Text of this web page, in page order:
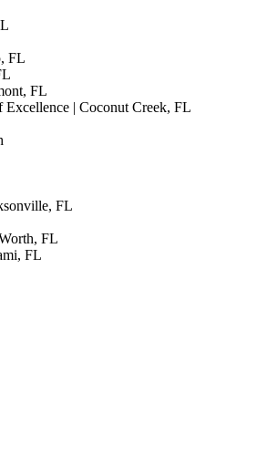
FL
FL
Excellence | Coconut Creek, FL
FL
FL
FL